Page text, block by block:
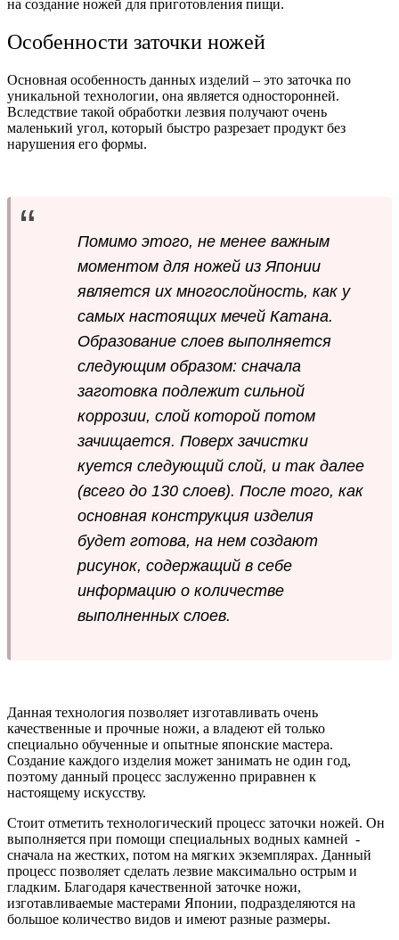
на создание ножей для приготовления пищи.
Особенности заточки ножей
Основная особенность данных изделий – это заточка по
уникальной технологии, она является односторонней.
Вследствие такой обработки лезвия получают очень
маленький угол, который быстро разрезает продукт без
нарушения его формы.
Помимо этого, не менее важным
моментом для ножей из Японии
является их многослойность, как у
самых настоящих мечей Катана.
Образование слоев выполняется
следующим образом: сначала
заготовка подлежит сильной
коррозии, слой которой потом
зачищается. Поверх зачистки
куется следующий слой, и так далее
(всего до 130 слоев). После того, как
основная конструкция изделия
будет готова, на нем создают
рисунок, содержащий в себе
информацию о количестве
выполненных слоев.
Данная технология позволяет изготавливать очень
качественные и прочные ножи, а владеют ей только
специально обученные и опытные японские мастера.
Создание каждого изделия может занимать не один год,
поэтому данный процесс заслуженно приравнен к
настоящему искусству.
Стоит отметить технологический процесс заточки ножей. Он
выполняется при помощи специальных водных камней -
сначала на жестких, потом на мягких экземплярах. Данный
процесс позволяет сделать лезвие максимально острым и
гладким. Благодаря качественной заточке ножи,
изготавливаемые мастерами Японии, подразделяются на
большое количество видов и имеют разные размеры.